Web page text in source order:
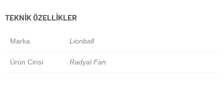
TEKNIK ÖZELLIKLER
Marka Lionball
Ürün Cinsi Radyal Fan